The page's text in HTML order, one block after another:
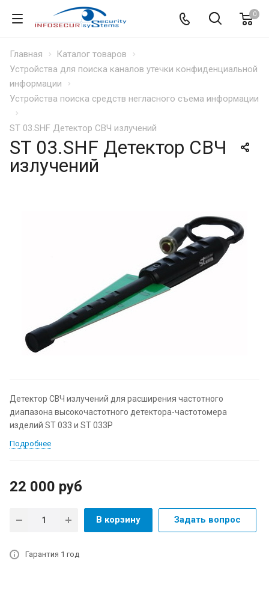
0
Главная
Каталог товаров
Устройства для поиска каналов утечки конфиденциальной
информации
Устройства поиска средств негласного съема информации
ST 03.SHF Детектор СВЧ излучений
ST 03.SHF Детектор СВЧ
излучений
Детектор СВЧ излучений для расширения частотного
диапазона высокочастотного детектора-частотомера
изделий ST 033 и ST 033P
Подробнее
22 000 руб
В корзину Задать вопрос
Гарантия 1 год